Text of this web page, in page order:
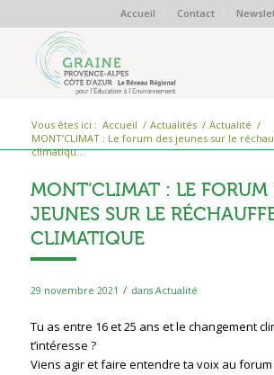
Accueil Contact
Vous êtes ici : Accueil / Actualités / Actualité /
MONT’CLIMAT : Le forum des jeunes sur le
climatiqu...
MONT’CLIMAT : LE FORUM
JEUNES SUR LE
CLIMATIQUE
29 novembre 2021 / dans Actualité
Tu as entre 16 et 25 ans et le changement
t’intéresse ?
Viens agir et faire entendre ta voix au forum